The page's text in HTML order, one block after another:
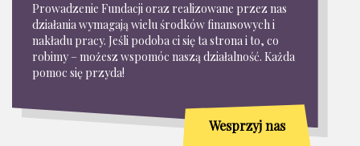
Prowadzenie Fundacji oraz realizowane przez nas
działania wymagają wielu środków finansowych i
nakładu pracy. Jeśli podoba ci się ta strona i to, co
robimy – możesz wspomóc naszą działalność. Każda
pomoc się przyda!
Wesprzyj nas